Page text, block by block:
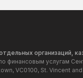
организаций,
финансовым услугам
VC0100, St. Vincent